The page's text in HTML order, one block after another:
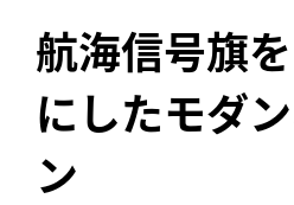
航海信号旗
にしたモダ
ン